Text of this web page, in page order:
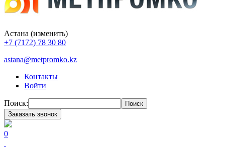
Астана (изменить)
+7 (7172) 78 30 80
astana@metpromko.kz
Контакты
Войти
Поиск:
Поиск
Заказать звонок
0